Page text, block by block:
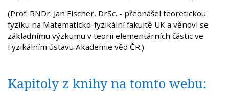
(Prof. RNDr. Jan Fischer, DrSc. - přednášel teoretickou
fyziku na Matematicko-fyzikální fakultě UK a věnovl se
základnímu výzkumu v teorii elementárních částic ve
Fyzikálním ústavu Akademie věd ČR.)
Kapitoly z knihy na tomto webu: